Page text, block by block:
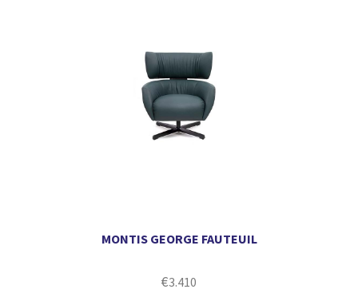
MONTIS GEORGE FAUTEUIL
€3.410